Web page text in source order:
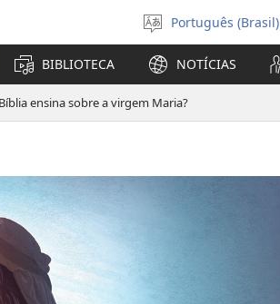
Selecione
o
idioma
Português (Brasil)
BIBLIOTECA NOTÍCIAS
ensina sobre a virgem Maria?